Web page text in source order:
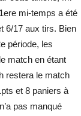
mi-temps a été
6/17 aux tirs. Bien
période, les
match en étant
restera le match
et 8 paniers à
pas manqué